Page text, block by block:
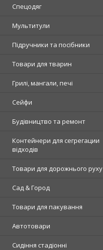
Спецодяг
Мультитули
Підручники та посібники
Товари для тварин
Грилі, мангали, печі
Сейфи
Будівництво та ремонт
Контейнери для сегрегации
відходів
Товари для дорожнього руху
Сад & Город
Товари для пакування
Автотовари
Сидіння стадіонні